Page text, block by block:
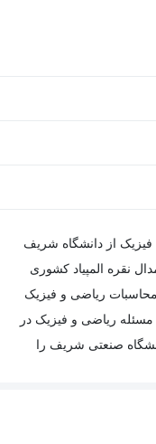
از دانشگاه شریف
مدال نقره المپیاد کشوری
به محاسبات ریاضی و فیزیک
ریاضی و فیزیک در
صنعتی شریف را
بررسی شاخه‌هایی از